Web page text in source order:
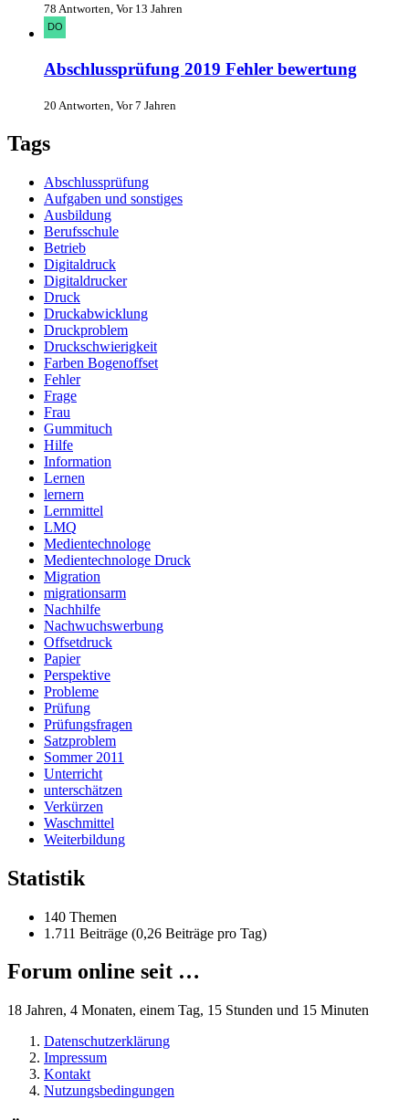
78 Antworten, Vor 13 Jahren
Abschlussprüfung 2019 Fehler bewertung
20 Antworten, Vor 7 Jahren
Tags
Abschlussprüfung
Aufgaben und sonstiges
Ausbildung
Berufsschule
Betrieb
Digitaldruck
Digitaldrucker
Druck
Druckabwicklung
Druckproblem
Druckschwierigkeit
Farben Bogenoffset
Fehler
Frage
Frau
Gummituch
Hilfe
Information
Lernen
lernern
Lernmittel
LMQ
Medientechnologe
Medientechnologe Druck
Migration
migrationsarm
Nachhilfe
Nachwuchswerbung
Offsetdruck
Papier
Perspektive
Probleme
Prüfung
Prüfungsfragen
Satzproblem
Sommer 2011
Unterricht
unterschätzen
Verkürzen
Waschmittel
Weiterbildung
Statistik
140 Themen
1.711 Beiträge (0,26 Beiträge pro Tag)
Forum online seit …
18 Jahren, 4 Monaten, einem Tag, 15 Stunden und 15 Minuten
Datenschutzerklärung
Impressum
Kontakt
Nutzungsbedingungen